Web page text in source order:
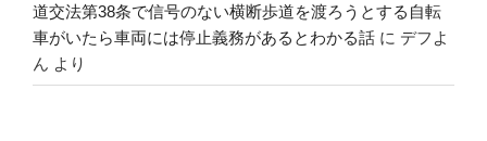
道交法第38条で信号のない横断歩道を渡ろうとする自転
車がいたら車両には停止義務があるとわかる話 に デフよ
ん より